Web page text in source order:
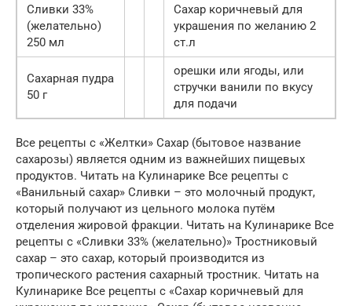
Сливки 33%
(желательно)
250 мл
Сахар коричневый для
украшения по желанию 2
ст.л
Сахарная пудра
50 г
орешки или ягоды, или
стручки ванили по вкусу
для подачи
Все рецепты с «Желтки» Сахар (бытовое название
сахарозы) является одним из важнейших пищевых
продуктов. Читать на Кулинарике Все рецепты с
«Ванильный сахар» Сливки – это молочный продукт,
который получают из цельного молока путём
отделения жировой фракции. Читать на Кулинарике Все
рецепты с «Сливки 33% (желательно)» Тростниковый
сахар – это сахар, который производится из
тропического растения сахарный тростник. Читать на
Кулинарике Все рецепты с «Сахар коричневый для